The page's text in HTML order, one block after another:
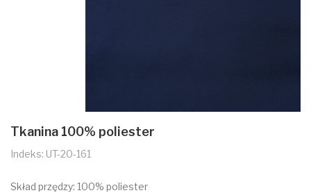
Tkanina 100% poliester
Indeks: UT-20-161
Skład przędzy: 100% poliester